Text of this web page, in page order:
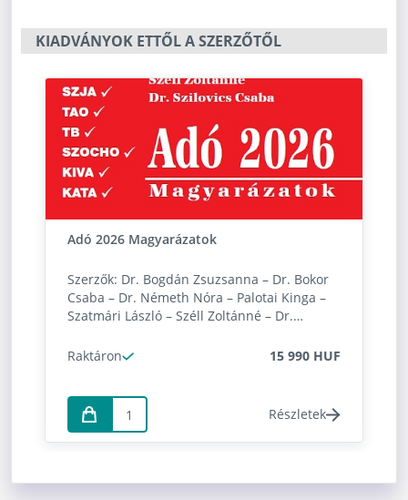
KIADVÁNYOK ETTŐL A SZERZŐTŐL
Adó 2026 Magyarázatok
Szerzők: Dr. Bogdán Zsuzsanna – Dr. Bokor
Csaba – Dr. Németh Nóra – Palotai Kinga –
Szatmári László – Széll Zoltánné – Dr.
Raktáron
15 990 HUF
Részletek